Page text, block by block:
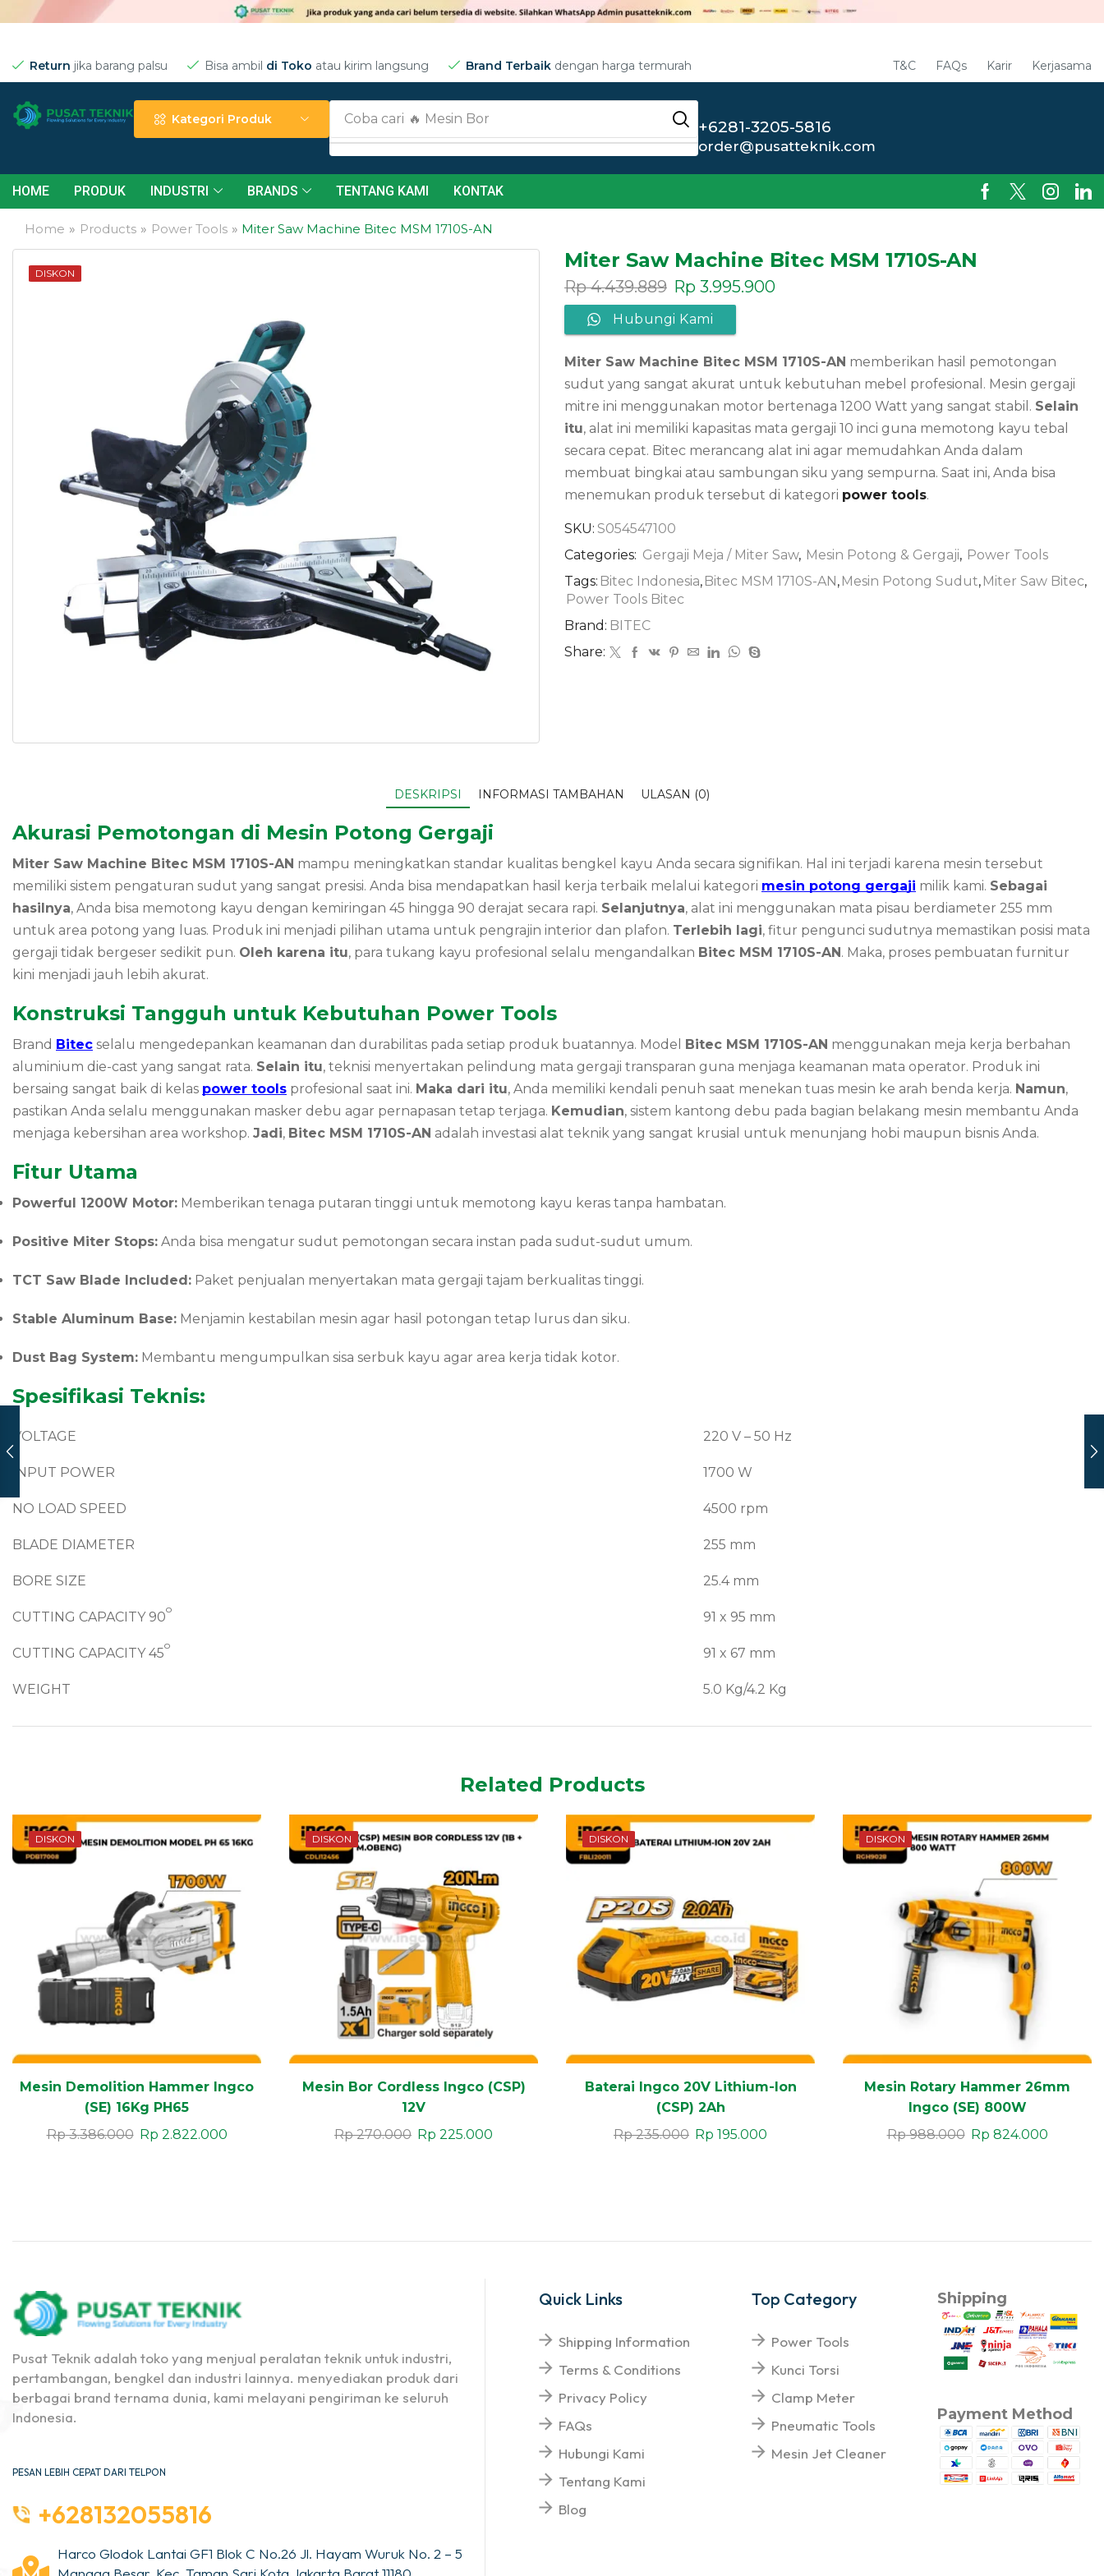
Return jika barang palsu Bisa ambil di Toko atau kirim langsung Brand Terbaik dengan harga termurah T&C FAQs Karir Kerjasama
Kategori Produk Coba cari 🔥 Jet Cleaner +6281-3205-5816
order@pusatteknik.com
HOME PRODUK INDUSTRI BRANDS TENTANG KAMI KONTAK
Home » Products » Power Tools » Miter Saw Machine Bitec MSM 1710S-AN
DISKON
Miter Saw Machine Bitec MSM 1710S-AN
Rp4.439.889 Rp 3.995.900
Hubungi Kami
Miter Saw Machine Bitec MSM 1710S-AN memberikan hasil pemotongan
sudut yang sangat akurat untuk kebutuhan mebel profesional. Mesin gergaji
mitre ini menggunakan motor bertenaga 1200 Watt yang sangat stabil. Selain
itu, alat ini memiliki kapasitas mata gergaji 10 inci guna memotong kayu tebal
secara cepat. Bitec merancang alat ini agar memudahkan Anda dalam
membuat bingkai atau sambungan siku yang sempurna. Saat ini, Anda bisa
menemukan produk tersebut di kategori power tools.
SKU: S054547100
Categories: Gergaji Meja / Miter Saw, Mesin Potong & Gergaji, Power Tools
Tags: Bitec Indonesia, Bitec MSM 1710S-AN , Mesin Potong Sudut, Miter Saw Bitec,
Power Tools Bitec
Brand: BITEC
Share:
DESKRIPSI INFORMASI TAMBAHAN ULASAN (0)
Akurasi Pemotongan di Mesin Potong Gergaji
Miter Saw Machine Bitec MSM 1710S-AN mampu meningkatkan standar kualitas bengkel kayu Anda secara signifikan. Hal ini terjadi karena mesin tersebut
memiliki sistem pengaturan sudut yang sangat presisi. Anda bisa mendapatkan hasil kerja terbaik melalui kategori mesin potong gergaji milik kami. Sebagai
hasilnya, Anda bisa memotong kayu dengan kemiringan 45 hingga 90 derajat secara rapi. Selanjutnya, alat ini menggunakan mata pisau berdiameter 255 mm
untuk area potong yang luas. Produk ini menjadi pilihan utama untuk pengrajin interior dan plafon. Terlebih lagi, fitur pengunci sudutnya memastikan posisi mata
gergaji tidak bergeser sedikit pun. Oleh karena itu, para tukang kayu profesional selalu mengandalkan Bitec MSM 1710S-AN. Maka, proses pembuatan furnitur
kini menjadi jauh lebih akurat.
Konstruksi Tangguh untuk Kebutuhan Power Tools
Brand Bitec selalu mengedepankan keamanan dan durabilitas pada setiap produk buatannya. Model Bitec MSM 1710S-AN menggunakan meja kerja berbahan
aluminium die-cast yang sangat rata. Selain itu, teknisi menyertakan pelindung mata gergaji transparan guna menjaga keamanan mata operator. Produk ini
bersaing sangat baik di kelas power tools profesional saat ini. Maka dari itu, Anda memiliki kendali penuh saat menekan tuas mesin ke arah benda kerja. Namun,
pastikan Anda selalu menggunakan masker debu agar pernapasan tetap terjaga. Kemudian, sistem kantong debu pada bagian belakang mesin membantu Anda
menjaga kebersihan area workshop. Jadi, Bitec MSM 1710S-AN adalah investasi alat teknik yang sangat krusial untuk menunjang hobi maupun bisnis Anda.
Fitur Utama
Powerful 1200W Motor: Memberikan tenaga putaran tinggi untuk memotong kayu keras tanpa hambatan.
Positive Miter Stops: Anda bisa mengatur sudut pemotongan secara instan pada sudut-sudut umum.
TCT Saw Blade Included: Paket penjualan menyertakan mata gergaji tajam berkualitas tinggi.
Stable Aluminum Base: Menjamin kestabilan mesin agar hasil potongan tetap lurus dan siku.
Dust Bag System: Membantu mengumpulkan sisa serbuk kayu agar area kerja tidak kotor.
Spesifikasi Teknis:
VOLTAGE 220 V – 50 Hz
INPUT POWER 1700 W
NO LOAD SPEED 4500 rpm
BLADE DIAMETER 255 mm
BORE SIZE 25.4 mm
CUTTING CAPACITY 90
o
91 x 95 mm
CUTTING CAPACITY 45
o
91 x 67 mm
WEIGHT 5.0 Kg/4.2 Kg
Related Products
DISKON
Mesin Demolition Hammer Ingco
(SE) 16Kg PH65
Rp3.386.000 Rp 2.822.000
DISKON
Mesin Bor Cordless Ingco (CSP)
12V
Rp270.000 Rp 225.000
DISKON
Baterai Ingco 20V Lithium-Ion
(CSP) 2Ah
Rp235.000 Rp 195.000
DISKON
Mesin Rotary Hammer 26mm
Ingco (SE) 800W
Rp988.000 Rp 824.000
Pusat Teknik adalah toko yang menjual peralatan teknik untuk industri,
pertambangan, bengkel dan industri lainnya. menyediakan produk dari
berbagai brand ternama dunia, kami melayani pengiriman ke seluruh
Indonesia.
PESAN LEBIH CEPAT DARI TELPON
+628132055816
Harco Glodok Lantai GF1 Blok C No.26 Jl. Hayam Wuruk No. 2 – 5
Quick Links
Shipping Information
Terms & Conditions
Privacy Policy
FAQs
Hubungi Kami
Tentang Kami
Blog
Top Category
Power Tools
Kunci Torsi
Clamp Meter
Pneumatic Tools
Mesin Jet Cleaner
Shipping
Payment Method